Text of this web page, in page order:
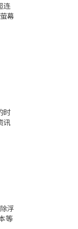
连
幕
时
讯
浮
等